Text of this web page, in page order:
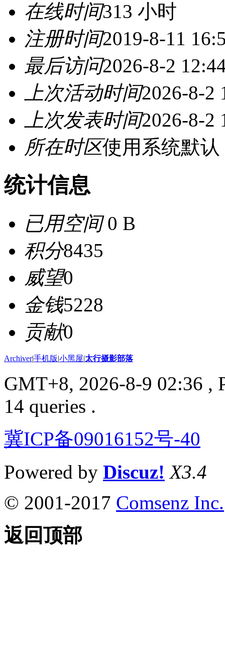
在线时间313 小时
注册时间2019-8-11
最后访问2026-8-2
上次活动时间2026-8-2
上次发表时间2026-8-2
所在时区使用系统默认
统计信息
已用空间0 B
积分8435
威望0
金钱5228
贡献0
Archiver|手机版|小黑屋|太行摄影部落
GMT+8, 2026-8-9 02:36 ,
14 queries .
冀ICP备09016152号-40
Powered by Discuz! X3.4
© 2001-2017 Comsenz Inc.
返回顶部